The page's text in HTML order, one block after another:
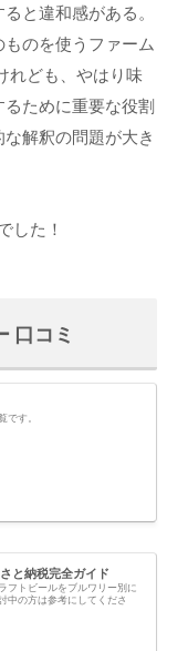
と違和感がある。
のを使うファーム
れども、やはり味
ために重要な役割
解釈の問題が大き
した！
口コミ
です。
と納税完全ガイド
フトビールをブルワリー別に
中の方は参考にしてくださ